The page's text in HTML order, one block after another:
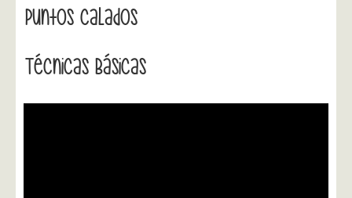
Puntos Calados
Técnicas Básicas